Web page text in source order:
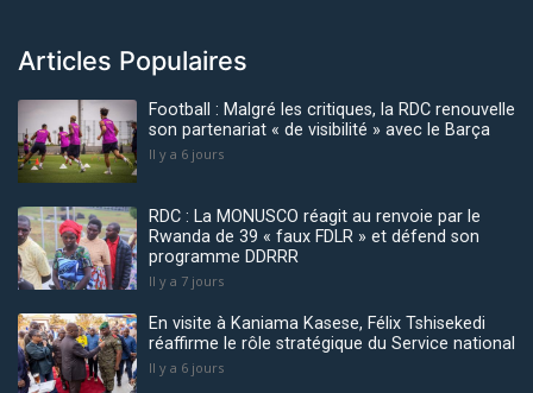
Articles Populaires
Football : Malgré les critiques, la RDC renouvelle
son partenariat « de visibilité » avec le Barça
Il y a 6 jours
RDC : La MONUSCO réagit au renvoie par le
Rwanda de 39 « faux FDLR » et défend son
programme DDRRR
Il y a 7 jours
En visite à Kaniama Kasese, Félix Tshisekedi
réaffirme le rôle stratégique du Service national
Il y a 6 jours